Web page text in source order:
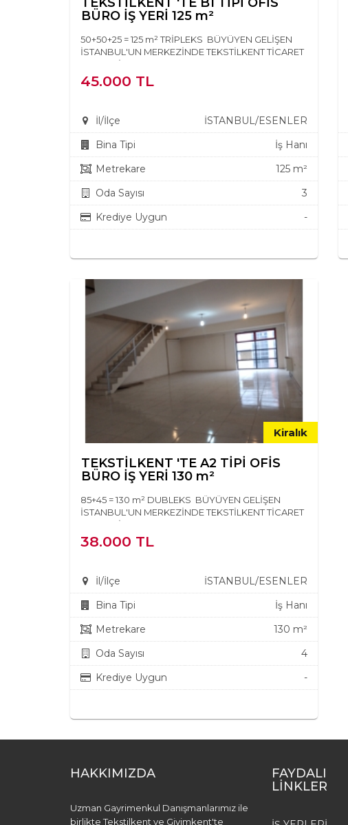
BÜRO İŞ YERİ 125 m²
50+50+25 = 125 m² TRİPLEKS BÜYÜYEN GELİŞEN
İSTANBUL'UN MERKEZİNDE TEKSTİLKENT TİCARET
MERKEZİNDE KULLANIMA H...
45.000 TL
İl/İlçe
İSTANBUL/ESENLER
Bina Tipi
İş Hanı
Metrekare
125 m²
Oda Sayısı
3
Krediye Uygun
-
Kiralık
TEKSTİLKENT 'TE A2 TİPİ OFİS
BÜRO İŞ YERİ 130 m²
85+45 = 130 m² DUBLEKS BÜYÜYEN GELİŞEN
İSTANBUL'UN MERKEZİNDE TEKSTİLKENT TİCARET
MERKEZİNDE KULLANIMA HAZIR...
38.000 TL
İl/İlçe
İSTANBUL/ESENLER
Bina Tipi
İş Hanı
Metrekare
130 m²
Oda Sayısı
4
Krediye Uygun
-
HAKKIMIZDA
Uzman Gayrimenkul Danışmanlarımız ile
birlikte Tekstilkent ve Giyimkent'te
FAYDALI
LİNKLER